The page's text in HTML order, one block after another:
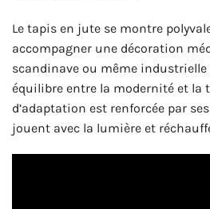
Le tapis en jute se montre
accompagner une décoration
scandinave ou même
équilibre entre la modernité et la
d’adaptation est renforcée par
jouent avec la lumière et